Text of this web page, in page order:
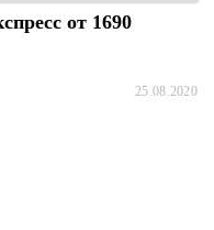
от 1690
25.08.2020